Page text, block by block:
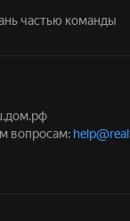
частью команды
вопросам: